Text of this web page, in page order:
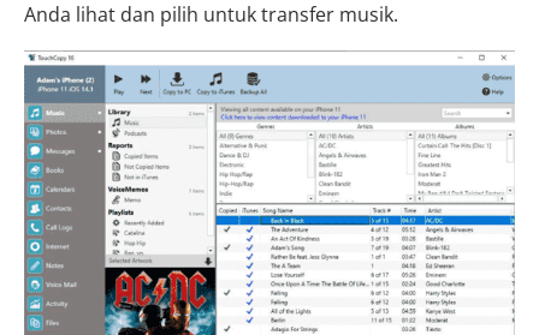
Anda lihat dan pilih untuk transfer musik.